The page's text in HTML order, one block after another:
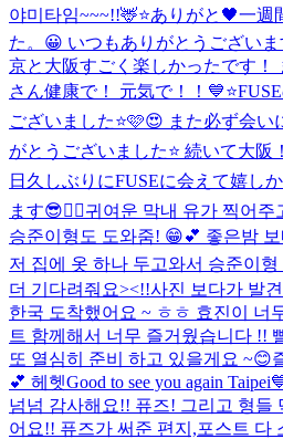
야미타임~~~!!🦌⭐️ありがと🖤一週
た。😀 いつもありがとうござい
京と大阪すごく楽しかったです！
さん健康で！ 元気で！！💙⭐️
ございました⭐️🩷😍 また必ず会い
がとうございました⭐️ 続いて大
日久しぶりにFUSEに会えて嬉し
ます😎❤️‍🔥귀여운 막내 유가 찍어주
승준이형도 도와줌! 😁💕 좋은밤
저 집에 옷 하나 두고와서 승준이
더 기다려줘요><!!사진 보다가 발견
한국 도착했어요 ~ ㅎㅎ 효진이 너
트 함께해서 너무 즐거웠습니다 !!
또 열심히 준비 하고 있을게요 ~😊
💕 헤헷Good to see you again
넘넘 감사해요!! 퓨즈! 그리고 형들
어요!! 퓨즈가 써준 편지,포스트 다